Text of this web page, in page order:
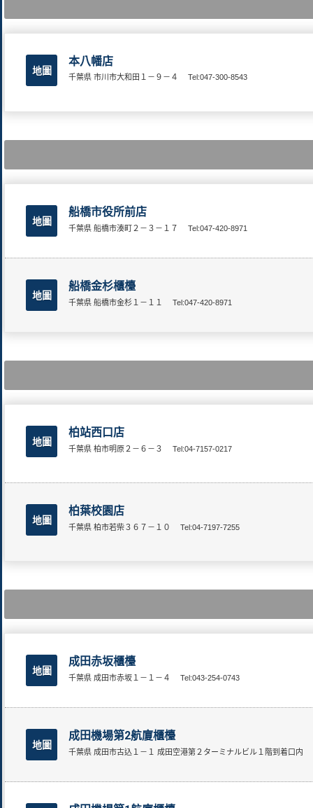
地圖
本八幡店
千葉県 市川市大和田１－９－４ Tel:047-300-8543
地圖
船橋市役所前店
千葉県 船橋市湊町２－３－１７ Tel:047-420-8971
地圖
船橋金杉櫃檯
千葉県 船橋市金杉１－１１ Tel:047-420-8971
地圖
柏站西口店
千葉県 柏市明原２－６－３ Tel:04-7157-0217
地圖
柏葉校園店
千葉県 柏市若柴３６７－１０ Tel:04-7197-7255
地圖
成田赤坂櫃檯
千葉県 成田市赤坂１－１－４ Tel:043-254-0743
地圖
成田機場第2航廈櫃檯
千葉県 成田市古込１－１ 成田空港第２ターミナルビル１階到着口内